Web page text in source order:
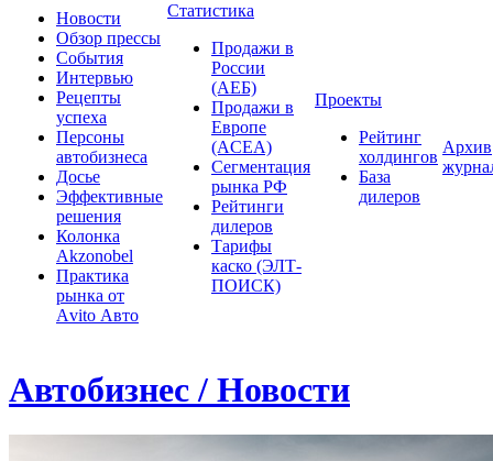
Новости
Обзор прессы
События
Интервью
Рецепты
успеха
Персоны
автобизнеса
Досье
Эффективные
решения
Колонка
Akzonobel
Практика
рынка от
Аvito Авто
Статистика
Продажи в
России
(АЕБ)
Продажи в
Европе
(ACEA)
Сегментация
рынка РФ
Рейтинги
дилеров
Тарифы
каско (ЭЛТ-
ПОИСК)
Проекты
Рейтинг
холдингов
База
дилеров
Архив
Автобизнес / Новости